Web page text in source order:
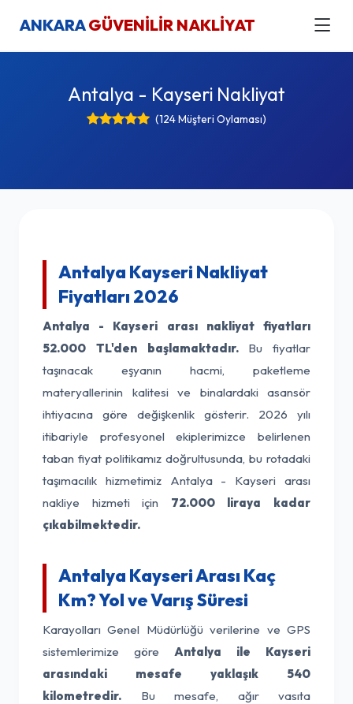
ANKARAGÜVENİLİR NAKLİYAT
Antalya - Kayseri Nakliyat
(124 Müşteri Oylaması)
Antalya Kayseri Nakliyat
Fiyatları 2026
Antalya - Kayseri arası nakliyat fiyatları
52.000 TL'den başlamaktadır.Bu fiyatlar
taşınacak eşyanın hacmi, paketleme
materyallerinin kalitesi ve binalardaki asansör
ihtiyacına göre değişkenlik gösterir. 2026 yılı
itibariyle profesyonel ekiplerimizce belirlenen
taban fiyat politikamız doğrultusunda, bu rotadaki
taşımacılık hizmetimiz Antalya - Kayseri arası
nakliye hizmeti için 72.000 liraya kadar
çıkabilmektedir.
Antalya Kayseri Arası Kaç
Km? Yol ve Varış Süresi
Karayolları Genel Müdürlüğü verilerine ve GPS
sistemlerimize göre Antalya ile Kayseri
arasındaki mesafe yaklaşık 540
kilometredir. Bu mesafe, ağır vasıta